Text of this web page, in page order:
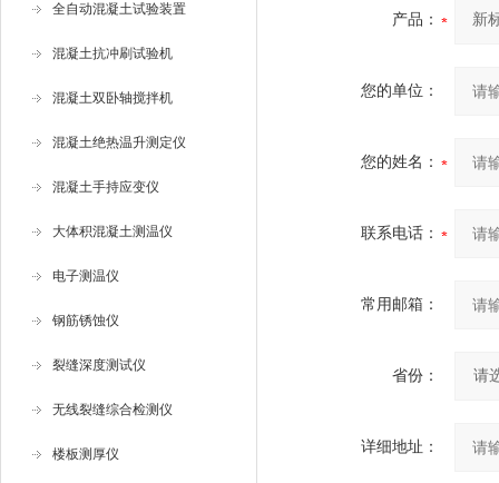
全自动混凝土试验装置
混凝土抗冲刷试验机
混凝土双卧轴搅拌机
混凝土绝热温升测定仪
混凝土手持应变仪
大体积混凝土测温仪
电子测温仪
钢筋锈蚀仪
裂缝深度测试仪
无线裂缝综合检测仪
楼板测厚仪
产品：
您的单位：
您的姓名：
联系电话：
常用邮箱：
省份：
详细地址：